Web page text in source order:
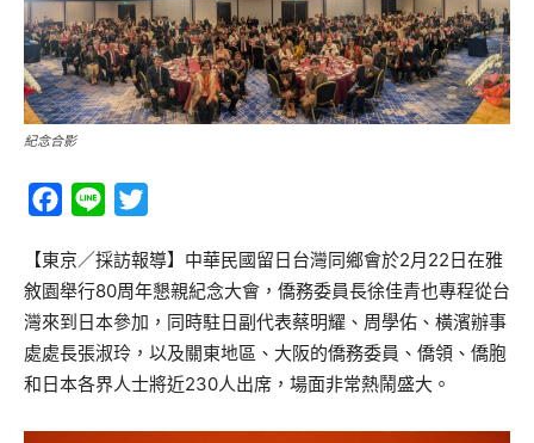
紀念合影
Facebook
Line
【東京／採訪報導】中華民國留日台灣同鄉會於2月22日在雅
敘園舉行80周年懇親紀念大會，僑務委員長徐佳青也專程從台
灣來到日本參加，同時駐日副代表蔡明耀、周學佑、橫濱辦事
處處長張淑玲，以及關東地區、大阪的僑務委員、僑領、僑胞
和日本各界人士將近230人出席，場面非常熱鬧盛大。